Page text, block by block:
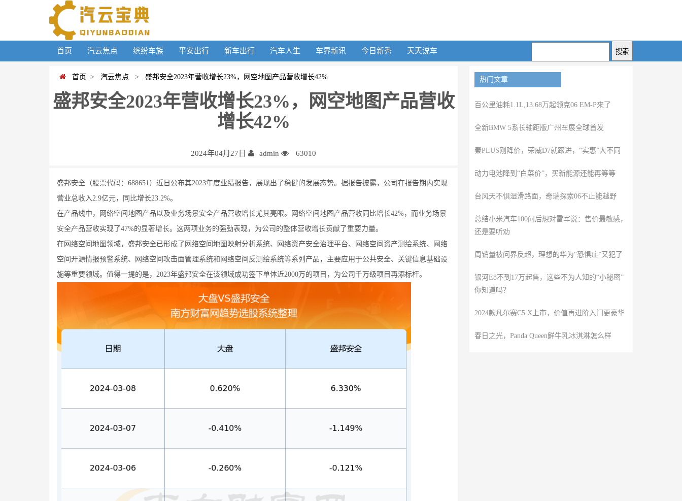
首页 汽云焦点 缤纷车族 平安出行 新车出行 汽车人生 车界新讯 今日新秀 天天说车
首页 > 汽云焦点 > 盛邦安全2023年营收增长23%，网空地图产品营收增长42%
盛邦安全2023年营收增长23%，网空地图产品营收
增长42%
2024年04月27日 admin 63010
盛邦安全（股票代码：688651）近日公布其2023年度业绩报告，展现出了稳健的发展态势。据报告披露，公司在报告期内实现
营业总收入2.9亿元，同比增长23.2%。
在产品线中，网络空间地图产品以及业务场景安全产品营收增长尤其亮眼。网络空间地图产品营收同比增长42%，而业务场景
安全产品营收实现了47%的显著增长。这两项业务的强劲表现，为公司的整体营收增长贡献了重要力量。
在网络空间地图领域，盛邦安全已形成了网络空间地图映射分析系统、网络资产安全治理平台、网络空间资产测绘系统、网络
空间开源情报预警系统、网络空间攻击面管理系统和网络空间反测绘系统等系列产品，主要应用于公共安全、关键信息基础设
施等重要领域。值得一提的是，2023年盛邦安全在该领域成功签下单体近2000万的项目，为公司千万级项目再添标杆。
热门文章
百公里油耗1.1L,13.68万起领克06 EM-P来了
全新BMW 5系长轴距版广州车展全球首发
秦PLUS刚降价，荣威D7就跟进，“实惠”大不同
动力电池降到“白菜价”，买新能源还能再等等
台风天不惧湿滑路面，奇瑞探索06不止能越野
总结小米汽车100问后想对雷军说：售价最敏感，
还是要听劝
周销量被问界反超，理想的华为“恐惧症”又犯了
银河E8不到17万起售，这些不为人知的“小秘密”
你知道吗？
2024款凡尔赛C5 X上市，价值再进阶入门更豪华
春日之光，Panda Queen鲜牛乳冰淇淋怎么样